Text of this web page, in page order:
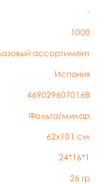
-
1000
ассортимент
Испания
4690296070168
Фольга/милар
62х101 см
24*16*1
26 гр